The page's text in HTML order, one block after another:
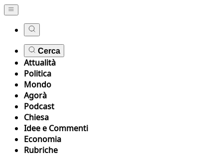
Cerca
Attualità
Politica
Mondo
Agorà
Podcast
Chiesa
Idee e Commenti
Economia
Rubriche